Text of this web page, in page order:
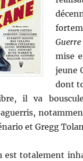
mise
jeune
dont
il va
et Gregg
est totalement